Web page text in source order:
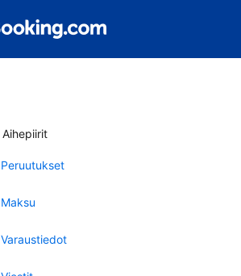
Aihepiirit
Peruutukset
Maksu
Varaustiedot